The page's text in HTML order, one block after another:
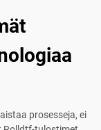
prosesseja, ei